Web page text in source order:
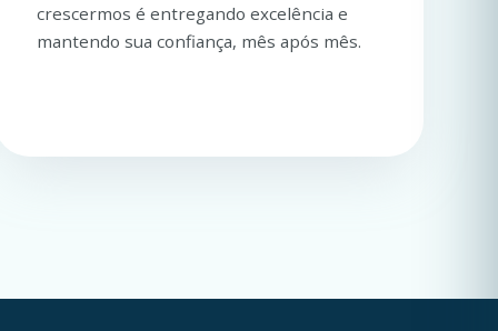
crescermos é entregando excelência e
mantendo sua confiança, mês após mês.